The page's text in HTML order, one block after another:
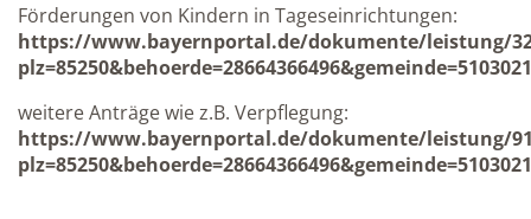
Förderungen von Kindern in Tageseinrichtungen:
https://www.bayernportal.de/dokumente/leistung/
weitere Anträge wie z.B. Verpflegung:
https://www.bayernportal.de/dokumente/leistung/